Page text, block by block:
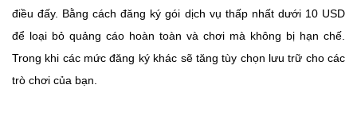
điều đấy. Bằng cách đăng ký gói dịch vụ thấp nhất dưới 10 USD
để loại bỏ quảng cáo hoàn toàn và chơi mà không bị hạn chế.
Trong khi các mức đăng ký khác sẽ tăng tùy chọn lưu trữ cho các
trò chơi của bạn.